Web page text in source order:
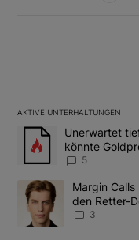
AKTIVE UNTERHALTUNGEN
Das Folgende ist eine
Ein Trendartikel mit
Unerwartet
könnte
5
Ein Trendartikel mit
Margin
den Retter-
3